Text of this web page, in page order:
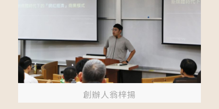
創辦人翁梓揚